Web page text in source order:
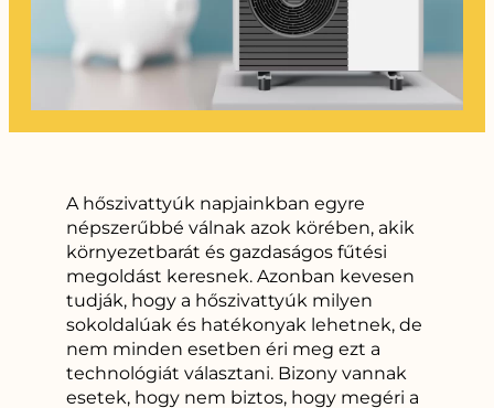
A hőszivattyúk napjainkban egyre
népszerűbbé válnak azok körében, akik
környezetbarát és gazdaságos fűtési
megoldást keresnek. Azonban kevesen
tudják, hogy a hőszivattyúk milyen
sokoldalúak és hatékonyak lehetnek, de
nem minden esetben éri meg ezt a
technológiát választani. Bizony vannak
esetek, hogy nem biztos, hogy megéri a